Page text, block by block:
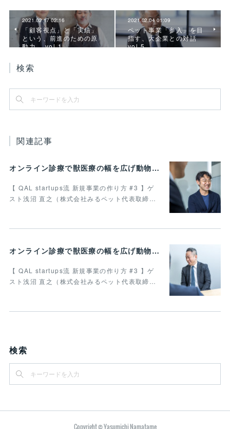
2021.02.17 02:16
「顧客視点」と「実績」
という、前進のための原
動力。 vol.1
2021.02.04 01:09
ペット事業「参入」を目
指す、大企業との対話
vol.5
検索
関連記事
オンライン診療で獣医療の幅を広げ動物病院の業務効率化を叶えたい 最終回
【 QAL startups流 新規事業の作り方 #3 】ゲ
スト浅沼 直之（株式会社みるペット代表取締…
オンライン診療で獣医療の幅を広げ動物病院の業務効率化を叶えたい Vol.4
【 QAL startups流 新規事業の作り方 #3 】ゲ
スト浅沼 直之（株式会社みるペット代表取締…
検索
Copyright © Yasumichi Namatame